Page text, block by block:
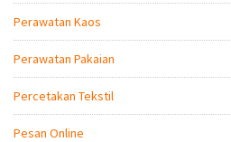
Perawatan Kaos
Perawatan Pakaian
Percetakan Tekstil
Pesan Online